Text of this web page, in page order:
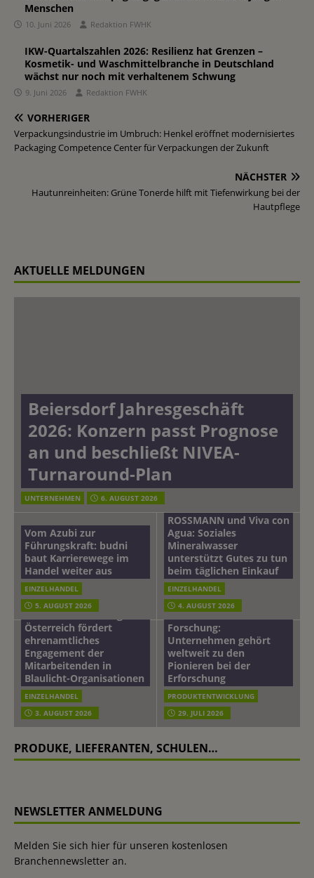
Menschen
10. Juni 2026 Redaktion FWHK
IKW-Quartalszahlen 2026: Resilienz hat Grenzen –
Kosmetik- und Waschmittelbranche in Deutschland
wächst nur noch mit verhaltenem Schwung
9. Juni 2026 Redaktion FWHK
VORHERIGER
Verpackungsindustrie im Umbruch: Henkel eröffnet modernisiertes
Packaging Competence Center für Verpackungen der Zukunft
NÄCHSTER
Hautunreinheiten: Grüne Tonerde hilft mit Tiefenwirkung bei der
Hautpflege
AKTUELLE MELDUNGEN
Beiersdorf Jahresgeschäft
2026: Konzern passt Prognose
an und beschließt NIVEA-
Turnaround-Plan
UNTERNEHMEN 6. AUGUST 2026
Vom Azubi zur
Führungskraft: budni
baut Karrierewege im
Handel weiter aus
EINZELHANDEL
5. AUGUST 2026
ROSSMANN und Viva con
Agua: Soziales
Mineralwasser
unterstützt Gutes zu tun
beim täglichen Einkauf
EINZELHANDEL
4. AUGUST 2026
mehr vom leben tag: dm
Österreich fördert
ehrenamtliches
Engagement der
Mitarbeitenden in
Blaulicht-Organisationen
EINZELHANDEL
3. AUGUST 2026
Beiersdorf
Hautmikrobiom-
Forschung:
Unternehmen gehört
weltweit zu den
Pionieren bei der
Erforschung
PRODUKTENTWICKLUNG
29. JULI 2026
PRODUKE, LIEFERANTEN, SCHULEN…
NEWSLETTER ANMELDUNG
Melden Sie sich hier für unseren kostenlosen
Branchennewsletter an.